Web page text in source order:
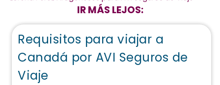
IR MÁS LEJOS:
Requisitos para viajar a
Canadá por AVI Seguros de
Viaje